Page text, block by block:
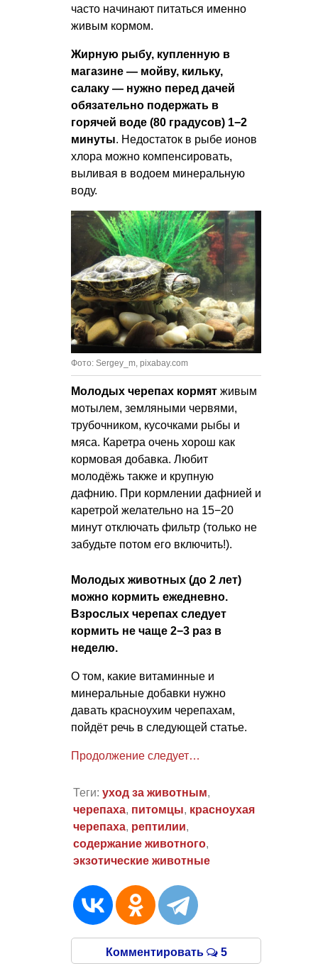
часто начинают питаться именно
живым кормом.
Жирную рыбу, купленную в
магазине — мойву, кильку,
салаку — нужно перед дачей
обязательно подержать в
горячей воде (80 градусов) 1−2
минуты. Недостаток в рыбе ионов
хлора можно компенсировать,
выливая в водоем минеральную
воду.
Фото: Sergey_m, pixabay.com
Молодых черепах кормят живым
мотылем, земляными червями,
трубочником, кусочками рыбы и
мяса. Каретра очень хорош как
кормовая добавка. Любит
молодёжь также и крупную
дафнию. При кормлении дафнией и
каретрой желательно на 15−20
минут отключать фильтр (только не
забудьте потом его включить!).
Молодых животных (до 2 лет)
можно кормить ежедневно.
Взрослых черепах следует
кормить не чаще 2−3 раз в
неделю.
О том, какие витаминные и
минеральные добавки нужно
давать красноухим черепахам,
пойдёт речь в следующей статье.
Продолжение следует…
Теги: уход за животным,
черепаха, питомцы, красноухая
черепаха, рептилии,
содержание животного,
экзотические животные
Комментировать 5